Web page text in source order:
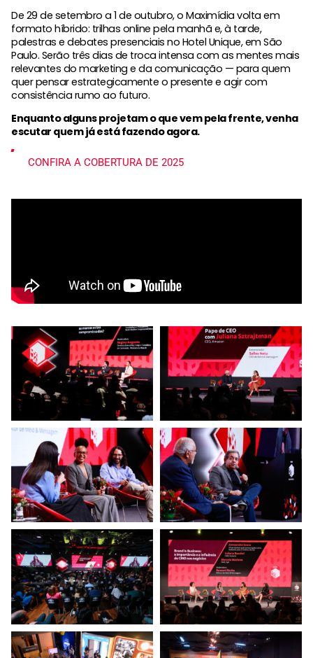
De 29 de setembro a 1 de outubro, o Maximídia volta em
formato híbrido: trilhas online pela manhã e, à tarde,
palestras e debates presenciais no Hotel Unique, em São
Paulo. Serão três dias de troca intensa com as mentes mais
relevantes do marketing e da comunicação — para quem
quer pensar estrategicamente o presente e agir com
consistência rumo ao futuro.
Enquanto alguns projetam o que vem pela frente, venha
escutar quem já está fazendo agora.
CONFIRA A COBERTURA DE 2025